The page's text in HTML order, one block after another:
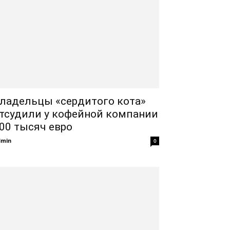
«сердитого кота»
у кофейной компании
тысяч евро
0